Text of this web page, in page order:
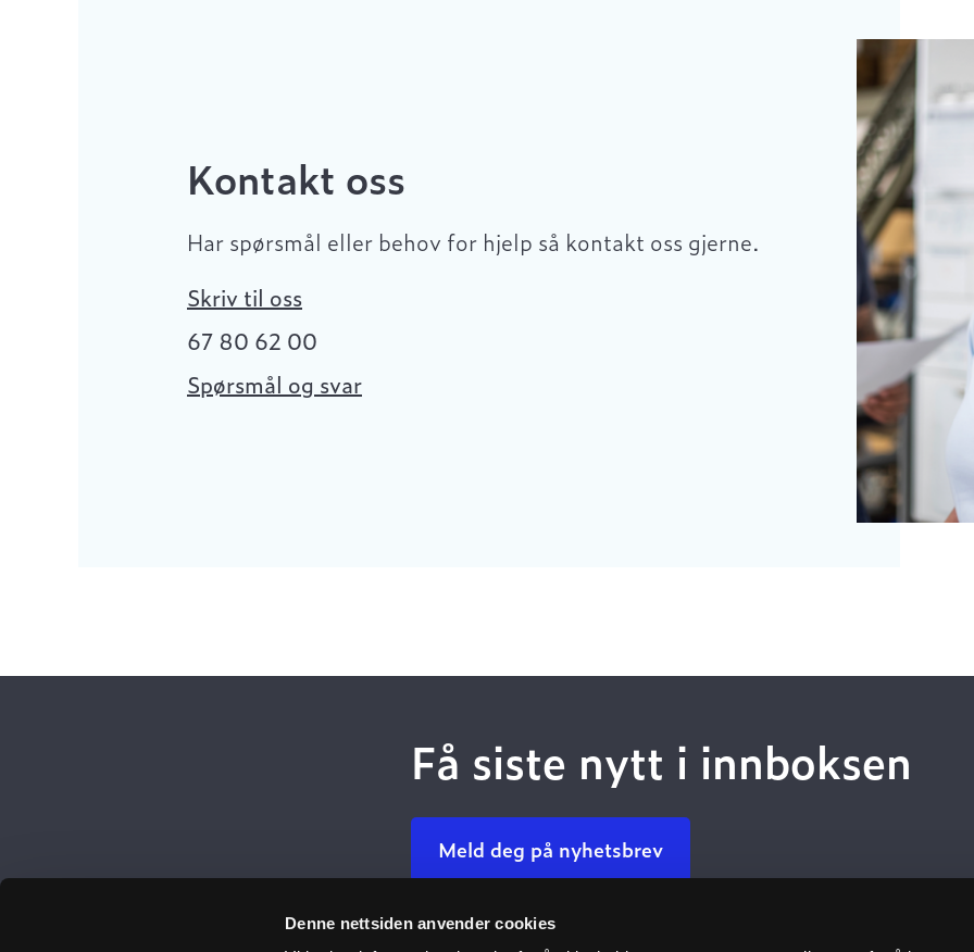
Denne nettsiden anvender cookies
Kontakt oss
Har spørsmål eller behov for hjelp så kontakt oss gjerne.
Skriv til oss
67 80 62 00
Spørsmål og svar
Få siste nytt i innboksen
Meld deg på nyhetsbrev